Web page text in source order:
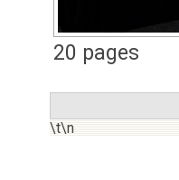
20 pages
\t\n